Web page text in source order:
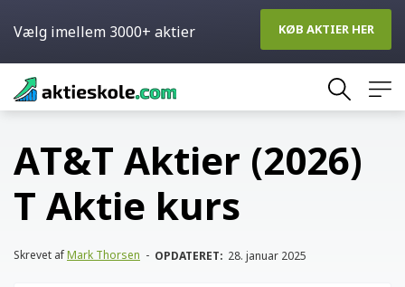
Skip
to
AT&T Aktier (2026)
T Aktie kurs
Skrevet afMark Thorsen - OPDATERET: 28. januar 2025
Vælg imellem 3000+ aktier KØB AKTIER HER